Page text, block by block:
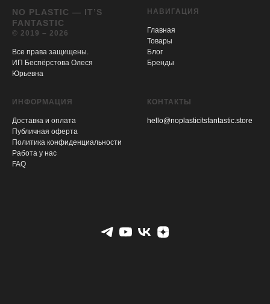
NO PLASTIC — IT’S
FANTASTIC
© 2019 – 2026
Все права защищены.
ИП Беспёрстова Олеся
Юрьевна
НАВИГАЦИЯ
Главная
Товары
Блог
Бренды
ИНФОРМАЦИЯ
Доставка и оплата
Публичная оферта
Политика конфиденциальности
Работа у нас
FAQ
КОНТАКТЫ
hello@noplasticitsfantastic.store